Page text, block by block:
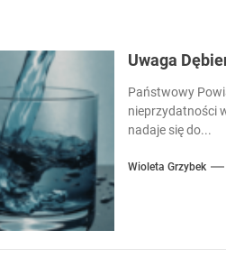
Uwaga
Państwowy
nieprzydatności
nadaje się do...
Wioleta Grzybek